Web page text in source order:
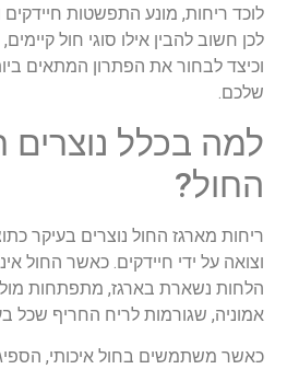
לוכד ריחות, מונע התפשטות חיידקים
לכן חשוב להבין אילו סוגי חול קיימים,
וכיצד לבחור את הפתרון המתאים
שלכם.
למה בכלל נוצרים
החול?
ריחות מארגז החול נוצרים בעיקר
וצואה על ידי חיידקים כאשר החול
הלחות נשארת בארגז, מתפתחות
אמוניה, שגורמות לריח החריף שכל
כאשר משתמשים בחול איכותי,